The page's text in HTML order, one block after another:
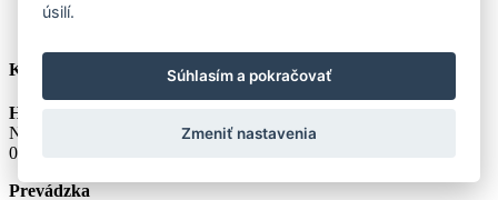
Kontakt
Herman Slovakia Production s.r.o.
Němcovej 30,
042 18 Košice, Slovensko
Prevádzka
úsilí.
Súhlasím a pokračovať
Zmeniť nastavenia